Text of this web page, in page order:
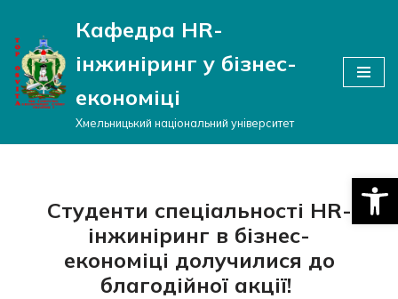
Перейти
до
вмісту
Кафедра HR-
інжиніринг у бізнес-
економіці
Хмельницький національний університет
Студенти спеціальності HR-
інжиніринг в бізнес-
економіці долучилися до
благодійної акції!